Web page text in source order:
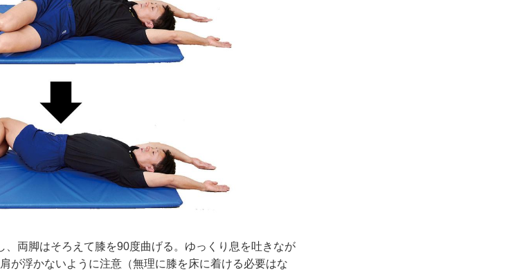
、両脚はそろえて膝を90度曲げる。ゆっくり息を吐きなが
が浮かないように注意（無理に膝を床に着ける必要はな